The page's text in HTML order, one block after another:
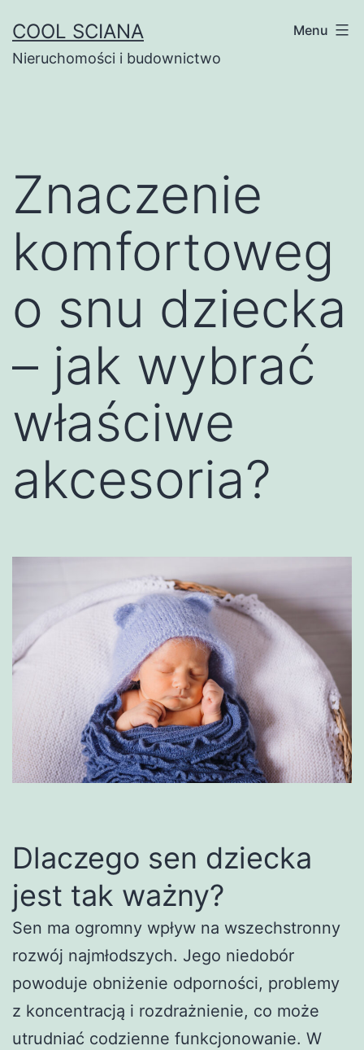
do
treści
COOL SCIANA
Nieruchomości i budownictwo
Menu
Znaczenie
komfortoweg
o snu dziecka
– jak wybrać
właściwe
akcesoria?
Dlaczego sen dziecka
jest tak ważny?
Sen ma ogromny wpływ na wszechstronny
rozwój najmłodszych. Jego niedobór
powoduje obniżenie odporności, problemy
z koncentracją i rozdrażnienie, co może
utrudniać codzienne funkcjonowanie. W